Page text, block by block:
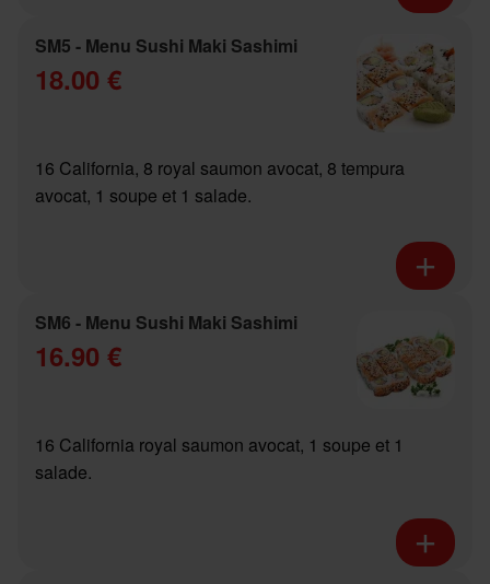
SM5 - Menu Sushi Maki Sashimi
18.00 €
16 California, 8 royal saumon avocat, 8 tempura
avocat, 1 soupe et 1 salade.
SM6 - Menu Sushi Maki Sashimi
16.90 €
16 California royal saumon avocat, 1 soupe et 1
salade.